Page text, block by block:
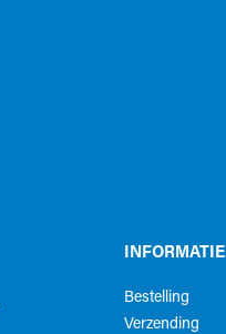
INFORMATIE
Bestelling
Verzending